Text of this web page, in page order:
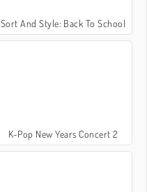
Sort And Style: Back To School
K-Pop New Years Concert 2